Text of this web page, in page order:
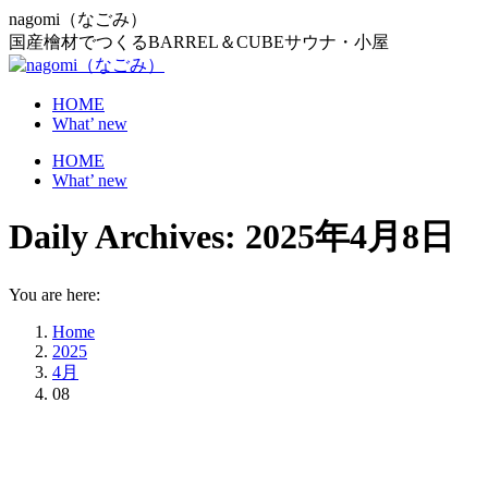
Skip
to
content
nagomi（なごみ）
国産檜材でつくるBARREL＆CUBEサウナ・小屋
HOME
What’ new
HOME
What’ new
Daily Archives: 2025年4月8日
You are here:
Home
2025
4月
08